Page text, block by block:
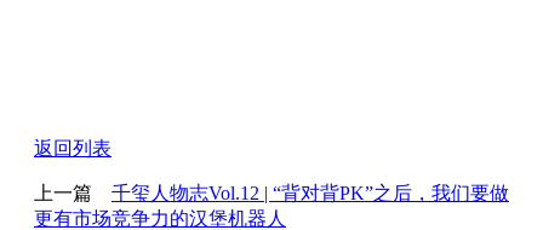
返回列表
上一篇 千玺人物志Vol.12 | “背对背PK”之后，我们要做
更有市场竞争力的汉堡机器人